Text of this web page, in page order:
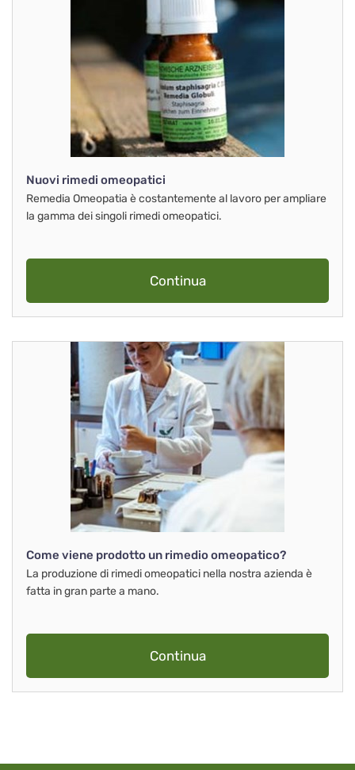
Nuovi rimedi omeopatici
Remedia Omeopatia è costantemente al lavoro per ampliare
la gamma dei singoli rimedi omeopatici.
Continua
Come viene prodotto un rimedio omeopatico?
La produzione di rimedi omeopatici nella nostra azienda è
fatta in gran parte a mano.
Continua